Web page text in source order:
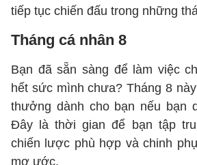
tiếp tục chiến đấu trong những
Tháng cá nhân 8
Bạn đã sẵn sàng để làm việc
hết sức mình chưa? Tháng 8
thưởng dành cho bạn nếu bạn
Đây là thời gian để bạn tập
chiến lược phù hợp và chinh
mơ ước.